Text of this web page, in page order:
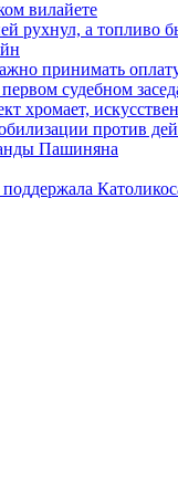
вилайете
рухнул, а топливо
принимать
судебном
хромает,
против
Пашиняна